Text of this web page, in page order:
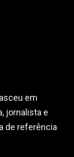
em
jornalista e
de referência